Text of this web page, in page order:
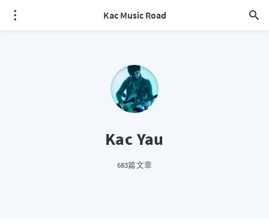
Kac Music Road
Kac Yau
683篇文章